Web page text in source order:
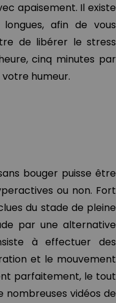
apaisement. Il existe
afin de vous
de libérer le stress
cinq minutes par
humeur.
bouger puisse être
ou non. Fort
du stade de pleine
par une alternative
à effectuer des
et le mouvement
parfaitement, le tout
nombreuses vidéos de